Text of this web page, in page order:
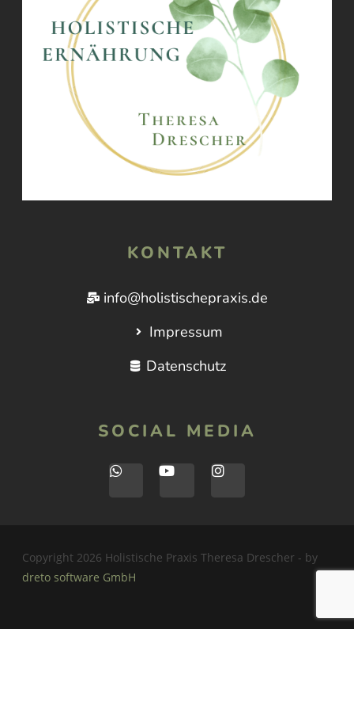
KONTAKT
info@holistischepraxis.de
Impressum
Datenschutz
SOCIAL MEDIA
Copyright 2026 Holistische Praxis Theresa Drescher - by
dreto software GmbH